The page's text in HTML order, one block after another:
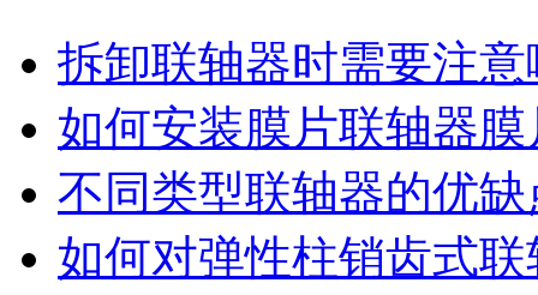
拆卸联轴器时需要注
如何安装膜片联轴器
不同类型联轴器的优
如何对弹性柱销齿式